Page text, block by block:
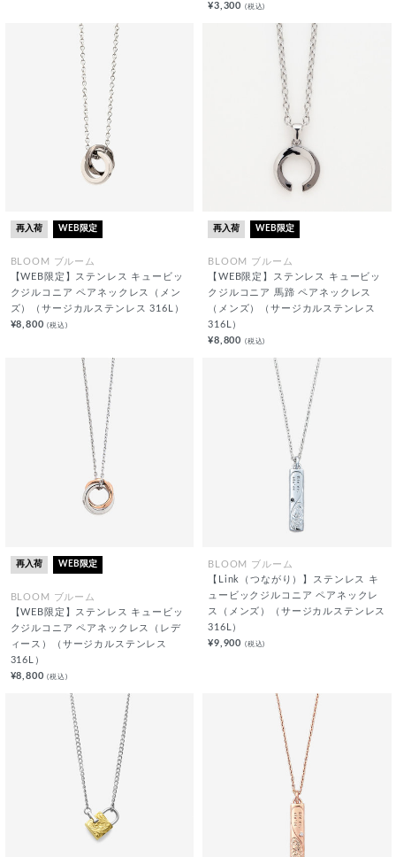
¥3,300 (税込)
再入荷 WEB限定
BLOOM ブルーム
【WEB限定】ステンレス キュービッ
クジルコニア ペアネックレス（メン
ズ）（サージカルステンレス 316L）
¥8,800(税込)
再入荷 WEB限定
BLOOM ブルーム
【WEB限定】ステンレス キュービッ
クジルコニア 馬蹄 ペアネックレス
（メンズ）（サージカルステンレス
316L）
¥8,800 (税込)
再入荷 WEB限定
BLOOM ブルーム
【WEB限定】ステンレス キュービッ
クジルコニア ペアネックレス（レデ
ィース）（サージカルステンレス
316L）
¥8,800(税込)
BLOOM ブルーム
【Link（つながり）】ステンレス キ
ュービックジルコニア ペアネックレ
ス（メンズ）（サージカルステンレス
316L）
¥9,900 (税込)